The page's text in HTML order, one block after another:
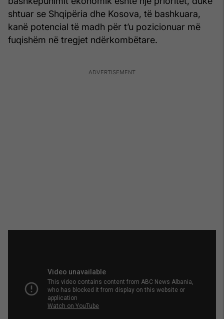
shtuar se Shqipëria dhe Kosova, të bashkuara,
kanë potencial të madh për t’u pozicionuar më
fuqishëm në tregjet ndërkombëtare.